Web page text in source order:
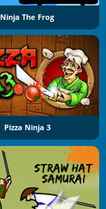
Ninja The Frog
Pizza Ninja 3